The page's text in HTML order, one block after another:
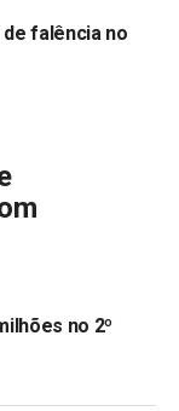
falência no
no 2º